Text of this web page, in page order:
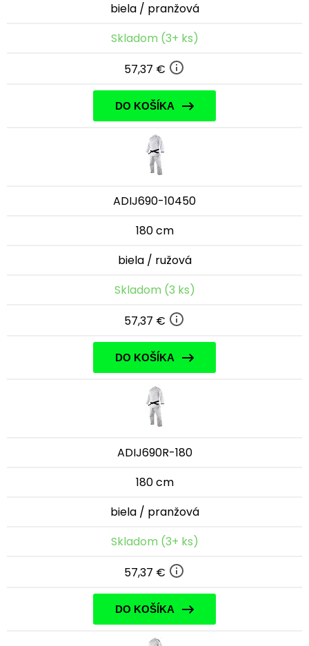
biela / pranžová
Skladom (3+ ks)
57,37 €
DO KOŠÍKA
ADIJ690-10450
180 cm
biela / ružová
Skladom (3 ks)
57,37 €
DO KOŠÍKA
ADIJ690R-180
180 cm
biela / pranžová
Skladom (3+ ks)
57,37 €
DO KOŠÍKA